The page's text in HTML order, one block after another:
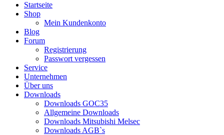
Startseite
Shop
Mein Kundenkonto
Blog
Forum
Registrierung
Passwort vergessen
Service
Unternehmen
Über uns
Downloads
Downloads GOC35
Allgemeine Downloads
Downloads Mitsubishi Melsec
Downloads AGB`s